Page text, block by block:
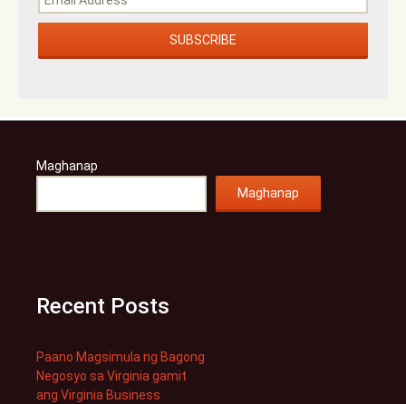
Maghanap
Maghanap
Recent Posts
Paano Magsimula ng Bagong
Negosyo sa Virginia gamit
ang Virginia Business